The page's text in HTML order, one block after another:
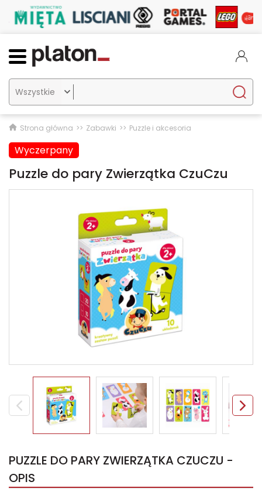

Strona główna Zabawki Puzzle i akcesoria
Wyczerpany
Puzzle do pary Zwierzątka CzuCzu
PUZZLE DO PARY ZWIERZĄTKA CZUCZU -
OPIS